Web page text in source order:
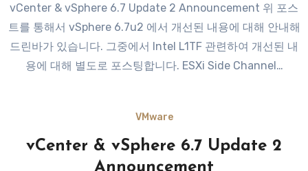
vCenter & vSphere 6.7 Update 2 Announcement 위 포스
트를 통해서 vSphere 6.7u2 에서 개선된 내용에 대해 안내해
드린바가 있습니다. 그중에서 Intel L1TF 관련하여 개선된 내
용에 대해 별도로 포스팅합니다. ESXi Side Channel…
VMware
vCenter & vSphere 6.7 Update 2